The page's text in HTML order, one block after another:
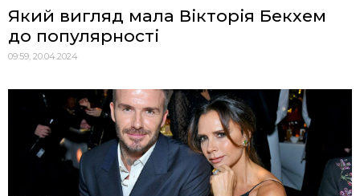
Який вигляд мала Вікторія Бекхем
до популярності
09:59, 20.04.2024